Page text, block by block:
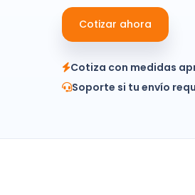
Cotizar ahora
Cotiza con medidas
Soporte si tu envío